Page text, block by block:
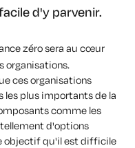
d'y parvenir.
zéro sera au cœur
organisations.
ces organisations
les plus importants de la
comme les
d'options
objectif qu'il est difficile